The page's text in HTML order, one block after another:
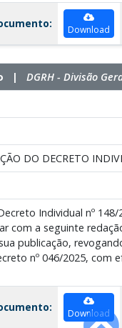
Download
| DGRH - Divisão
DO DECRETO
Individual nº
com a seguinte
publicação,
nº 046/2025, com
Download